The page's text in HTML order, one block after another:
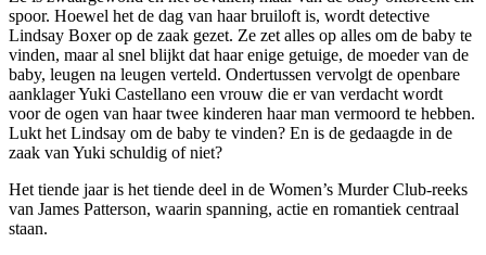
spoor. Hoewel het de dag van haar bruiloft is, wordt detective
Lindsay Boxer op de zaak gezet. Ze zet alles op alles om de baby te
vinden, maar al snel blijkt dat haar enige getuige, de moeder van de
baby, leugen na leugen verteld. Ondertussen vervolgt de openbare
aanklager Yuki Castellano een vrouw die er van verdacht wordt
voor de ogen van haar twee kinderen haar man vermoord te hebben.
Lukt het Lindsay om de baby te vinden? En is de gedaagde in de
zaak van Yuki schuldig of niet?
Het tiende jaar is het tiende deel in de Women’s Murder Club-reeks
van James Patterson, waarin spanning, actie en romantiek centraal
staan.